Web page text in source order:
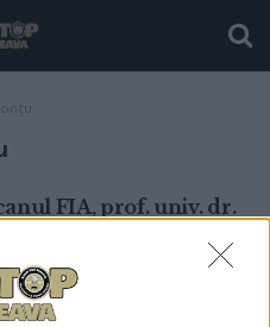
FIA, prof. univ. dr.
nemulțumirile față de
din marile lanțuri
Nu